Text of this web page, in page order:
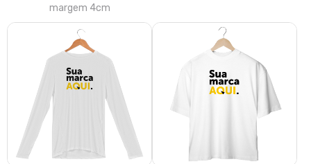
margem 4cm